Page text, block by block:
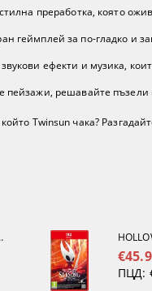
преработка, която
геймплей за по-гладко и
ефекти и музика,
решавайте пъзели
Twinsun чака?
4[PS5]
ПЦД: